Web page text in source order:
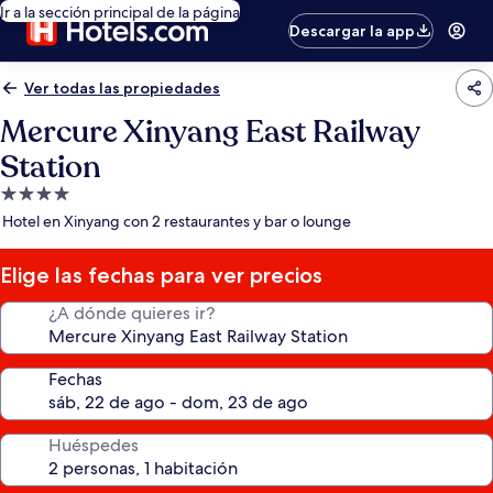
Ir a la sección principal de la página
Descargar la app
Ver todas las propiedades
Mercure Xinyang East Railway
Station
Propiedad
de
estrellas
Hotel en Xinyang con 2 restaurantes y bar o lounge
Elige las fechas para ver precios
¿A dónde quieres ir?
Fechas
Huéspedes